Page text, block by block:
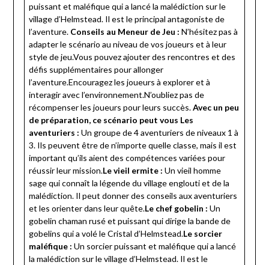
puissant et maléfique qui a lancé la malédiction sur le
village d’Helmstead. Il est le principal antagoniste de
l’aventure. Conseils au Meneur de Jeu : N’hésitez pas à
adapter le scénario au niveau de vos joueurs et à leur
style de jeu.Vous pouvez ajouter des rencontres et des
défis supplémentaires pour allonger
l’aventure.Encouragez les joueurs à explorer et à
interagir avec l’environnement.N’oubliez pas de
récompenser les joueurs pour leurs succès.Avec un peu
de préparation, ce scénario peut vous Les
aventuriers : Un groupe de 4 aventuriers de niveaux 1 à
3. Ils peuvent être de n’importe quelle classe, mais il est
important qu’ils aient des compétences variées pour
réussir leur mission.Le vieil ermite : Un vieil homme
sage qui connaît la légende du village englouti et de la
malédiction. Il peut donner des conseils aux aventuriers
et les orienter dans leur quête.Le chef gobelin : Un
gobelin chaman rusé et puissant qui dirige la bande de
gobelins qui a volé le Cristal d’Helmstead.Le sorcier
maléfique : Un sorcier puissant et maléfique qui a lancé
la malédiction sur le village d’Helmstead. Il est le